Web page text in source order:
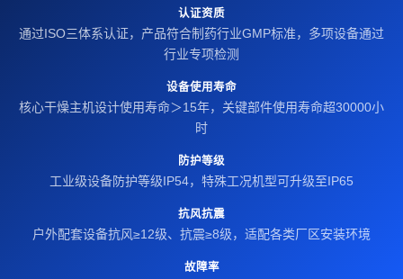
认证资质
通过ISO三体系认证，产品符合制药行业GMP标准，多项设备通过
行业专项检测
设备使用寿命
核心干燥主机设计使用寿命＞15年，关键部件使用寿命超30000小
时
防护等级
工业级设备防护等级IP54，特殊工况机型可升级至IP65
抗风抗震
户外配套设备抗风≥12级、抗震≥8级，适配各类厂区安装环境
故障率